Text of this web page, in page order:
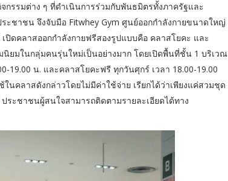
กรรมต่าง ๆ ที่ดำเนินการร่วมกับพันธมิตรทั้งภาครัฐและ
ะชาชน จึงจับมือ Fitwhey Gym ศูนย์ออกกำลังกายขนาดใหญ่
เปิดคลาสออกกำลังกายฟรีสองรูปแบบคือ คลาสโยคะ และ
นิยมในกลุ่มคนรุ่นใหม่เป็นอย่างมาก โดยเปิดพื้นที่ชั้น 1 บริเวณ
19.00 น. และคลาสโยคะฟรี ทุกวันศุกร์ เวลา 18.00-19.00
นคลาสดังกล่าวโดยไม่มีค่าใช้จ่าย เรียกได้ว่าเพียงแค่สวมชุด
ระชาชนผู้สนใจสามารถติดตามรายละเอียดได้ทาง